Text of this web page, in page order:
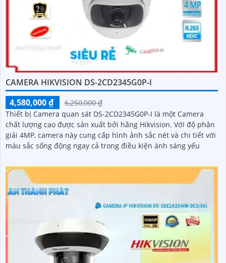
CAMERA HIKVISION DS-2CD2345G0P-I
4,580,000 ₫
6,250,000 ₫
Thiết bị Camera quan sát DS-2CD2345G0P-I là một Camera
chất lượng cao được sản xuất bởi hãng Hikvision. Với độ phân
giải 4MP, camera này cung cấp hình ảnh sắc nét và chi tiết với
màu sắc sống động ngay cả trong điều kiện ánh sáng yếu